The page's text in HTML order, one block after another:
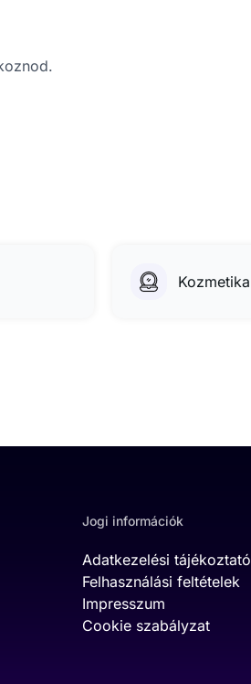
Kozmetika
Jogi információk
Adatkezelési tájékoztató
Felhasználási feltételek
Impresszum
Cookie szabályzat